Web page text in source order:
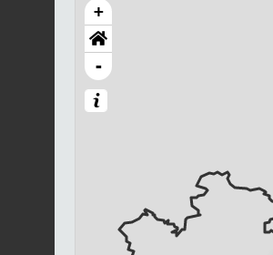
+
-